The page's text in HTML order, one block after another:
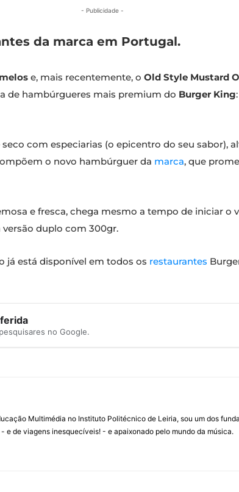
- Publicidade -
da marca em Portugal.
e, mais recentemente, o Old Style Mustard
de hambúrgueres mais premium do Burger King:
com especiarias (o epicentro do seu sabor),
o novo hambúrguer da marca, que
e fresca, chega mesmo a tempo de iniciar
versão duplo com 300gr.
já está disponível em todos os restaurantes
no Google.
Multimédia no Instituto Politécnico de Leiria, sou um dos
e de viagens inesquecíveis! - e apaixonado pelo mundo da música.